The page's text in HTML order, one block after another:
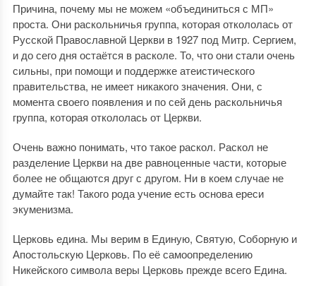
Причина, почему мы не можем «объединиться с МП»
проста. Они раскольничья группа, которая откололась от
Русской Православной Церкви в 1927 под Митр. Сергием,
и до сего дня остаётся в расколе. То, что они стали очень
сильны, при помощи и поддержке атеистического
правительства, не имеет никакого значения. Они, с
момента своего появления и по сей день раскольничья
группа, которая откололась от Церкви.
Очень важно понимать, что такое раскол. Раскол не
разделение Церкви на две равноценные части, которые
более не общаются друг с другом. Ни в коем случае не
думайте так! Такого рода учение есть основа ереси
экуменизма.
Церковь едина. Мы верим в Единую, Святую, Соборную и
Апостольскую Церковь. По её самоопределению
Никейского символа веры Церковь прежде всего Едина.